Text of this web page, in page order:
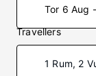
Tor 6 Aug
Travellers
1 Rum, 2